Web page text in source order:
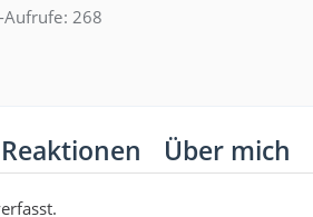
Aufrufe 268
Reaktionen Über mich